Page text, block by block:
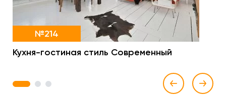
№214
Кухня-гостиная стиль Современный
1 2 3